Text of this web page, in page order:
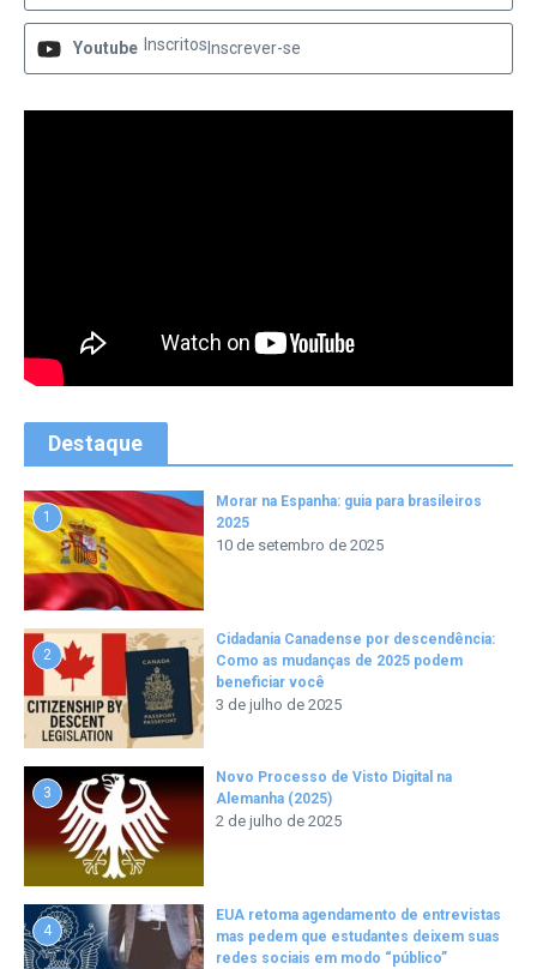
Youtube Inscritos Inscrever-se
Destaque
1
Morar na Espanha: guia para brasileiros
2025
10 de setembro de 2025
2
Cidadania Canadense por descendência:
Como as mudanças de 2025 podem
beneficiar você
3 de julho de 2025
3
Novo Processo de Visto Digital na
Alemanha (2025)
2 de julho de 2025
4
EUA retoma agendamento de entrevistas
mas pedem que estudantes deixem suas
redes sociais em modo “público”